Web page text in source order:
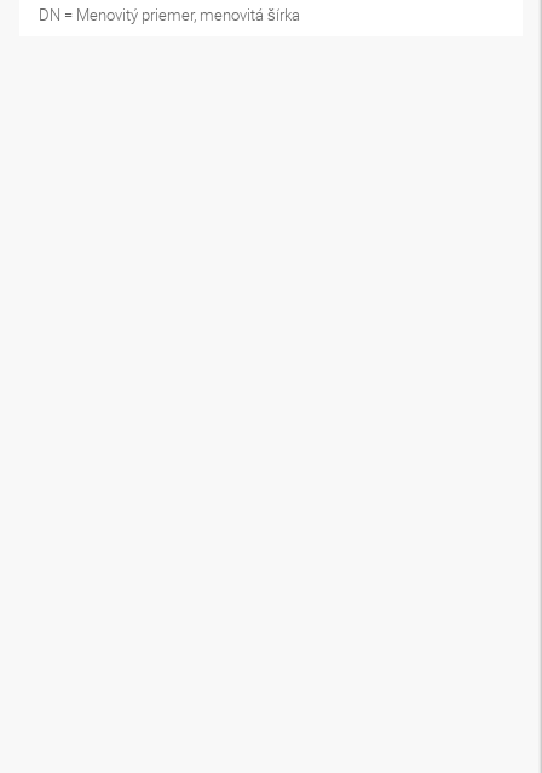
DN = Menovitý priemer, menovitá šírka